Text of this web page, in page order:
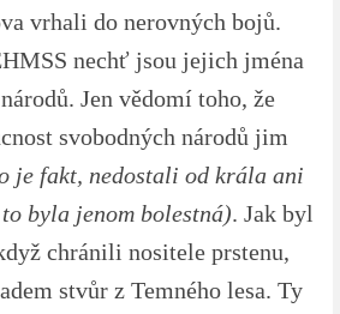
vrhali do nerovných bojů.
nechť jsou jejich jména
Jen vědomí toho, že
svobodných národů jim
je fakt, nedostali od krála ani
byla jenom bolestná). Jak byl
chránili nositele prstenu,
stvůr z Temného lesa. Ty